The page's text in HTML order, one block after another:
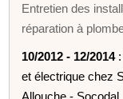
Entretien des
réparation à
10/2012 - 12/2014:
et électrique chez
Allouche - Socodal